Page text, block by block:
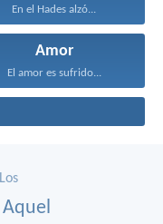
En el Hades alzó...
Amor
El amor es sufrido...
Los
Aquel